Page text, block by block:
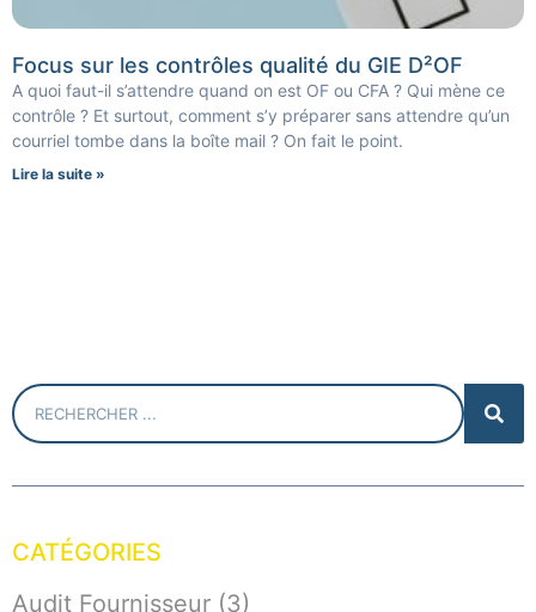
Focus sur les contrôles qualité du GIE D²OF
A quoi faut-il s’attendre quand on est OF ou CFA ? Qui mène ce
contrôle ? Et surtout, comment s’y préparer sans attendre qu’un
courriel tombe dans la boîte mail ? On fait le point.
Lire la suite »
CATÉGORIES
Audit Fournisseur (3)